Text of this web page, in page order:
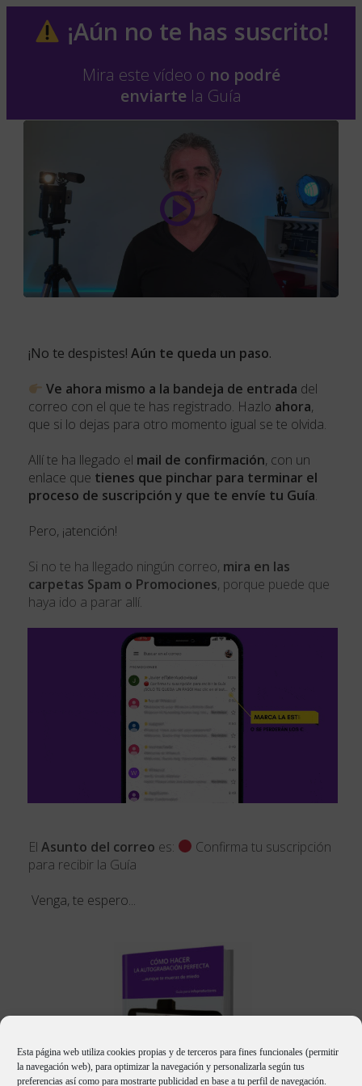
Esta página web utiliza cookies propias y de terceros para fines funcionales (permitir
la navegación web), para optimizar la navegación y personalizarla según tus
preferencias así como para mostrarte publicidad en base a tu perfil de navegación.
¡Aún no te has suscrito!
Mira este vídeo o no podré
enviarte la Guía
¡No te despistes! Aún te queda un paso.
Ve ahora mismo a la bandeja de entrada del
correo con el que te has registrado. Hazlo ahora,
que si lo dejas para otro momento igual se te olvida.
Allí te ha llegado el mail de confirmación, con un
enlace que tienes que pinchar para terminar el
proceso de suscripción y que te envíe tu Guía.
Pero, ¡atención!
Si no te ha llegado ningún correo, mira en las
carpetas Spam o Promociones, porque puede que
haya ido a parar allí.
El Asunto del correo es:
Confirma tu suscripción
para recibir la Guía
Venga, te espero...